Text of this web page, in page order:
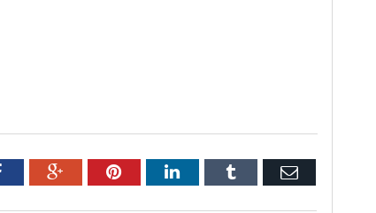
Facebook Google+PinterestLinkedInTumblr Email